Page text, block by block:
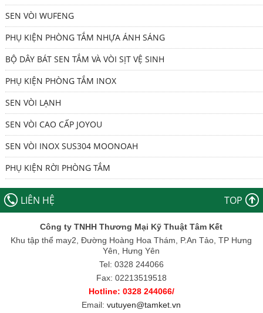
SEN VÒI WUFENG
PHỤ KIỆN PHÒNG TẮM NHỰA ÁNH SÁNG
BỘ DÂY BÁT SEN TẮM VÀ VÒI SỊT VỆ SINH
PHỤ KIỆN PHÒNG TẮM INOX
SEN VÒI LẠNH
SEN VÒI CAO CẤP JOYOU
SEN VÒI INOX SUS304 MOONOAH
PHỤ KIỆN RỜI PHÒNG TẮM
LIÊN HỆ TOP
Công ty TNHH Thương Mại Kỹ Thuật Tâm Kết
Khu tập thể may2, Đường Hoàng Hoa Thám, P.An Tảo, TP Hưng
Yên, Hưng Yên
Tel: 0328 244066
Fax: 02213519518
Hotline: 0328 244066/
Email:vutuyen@tamket.vn